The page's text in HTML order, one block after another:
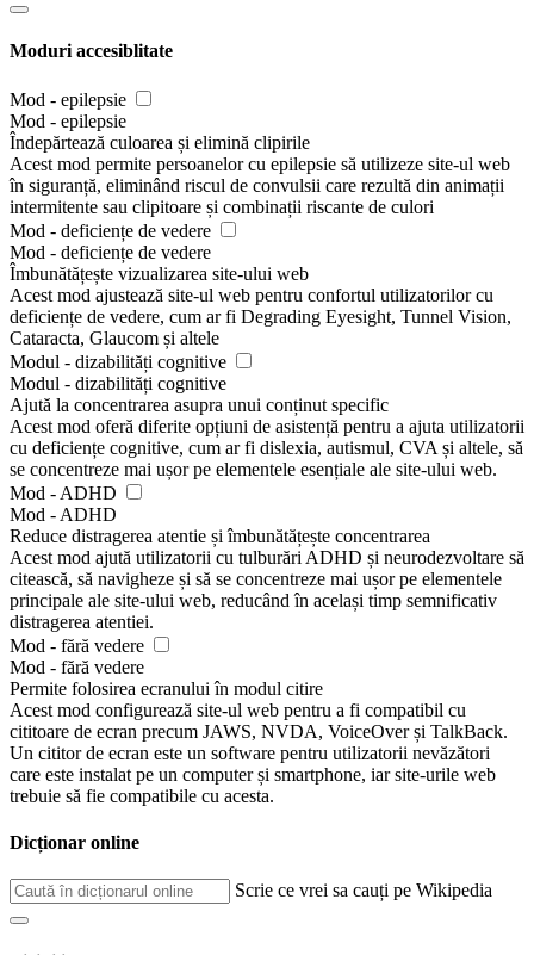
Moduri accesiblitate
Mod - epilepsie
Mod - epilepsie
Îndepărtează culoarea și elimină clipirile
Acest mod permite persoanelor cu epilepsie să utilizeze site-ul web
în siguranță, eliminând riscul de convulsii care rezultă din animații
intermitente sau clipitoare și combinații riscante de culori
Mod - deficiențe de vedere
Mod - deficiențe de vedere
Îmbunătățește vizualizarea site-ului web
Acest mod ajustează site-ul web pentru confortul utilizatorilor cu
deficiențe de vedere, cum ar fi Degrading Eyesight, Tunnel Vision,
Cataracta, Glaucom și altele
Modul - dizabilități cognitive
Modul - dizabilități cognitive
Ajută la concentrarea asupra unui conținut specific
Acest mod oferă diferite opțiuni de asistență pentru a ajuta utilizatorii
cu deficiențe cognitive, cum ar fi dislexia, autismul, CVA și altele, să
se concentreze mai ușor pe elementele esențiale ale site-ului web.
Mod - ADHD
Mod - ADHD
Reduce distragerea atentie și îmbunătățește concentrarea
Acest mod ajută utilizatorii cu tulburări ADHD și neurodezvoltare să
citească, să navigheze și să se concentreze mai ușor pe elementele
principale ale site-ului web, reducând în același timp semnificativ
distragerea atentiei.
Mod - fără vedere
Mod - fără vedere
Permite folosirea ecranului în modul citire
Acest mod configurează site-ul web pentru a fi compatibil cu
cititoare de ecran precum JAWS, NVDA, VoiceOver și TalkBack.
Un cititor de ecran este un software pentru utilizatorii nevăzători
care este instalat pe un computer și smartphone, iar site-urile web
trebuie să fie compatibile cu acesta.
Dicționar online
Scrie ce vrei sa cauți pe Wikipedia